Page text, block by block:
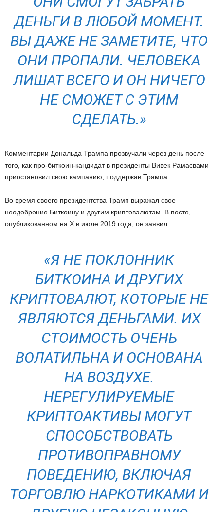
ДЕНЬГИ В ЛЮБОЙ МОМЕНТ.
ВЫ ДАЖЕ НЕ ЗАМЕТИТЕ, ЧТО
ОНИ ПРОПАЛИ. ЧЕЛОВЕКА
ЛИШАТ ВСЕГО И ОН НИЧЕГО
НЕ СМОЖЕТ С ЭТИМ
СДЕЛАТЬ.»
Комментарии Дональда Трампа прозвучали через день после
того, как про-биткоин-кандидат в президенты Вивек Рамасвами
приостановил свою кампанию, поддержав Трампа.
Во время своего президентства Трамп выражал свое
неодобрение Биткоину и другим криптовалютам. В посте,
опубликованном на X в июле 2019 года, он заявил:
«Я НЕ ПОКЛОННИК
БИТКОИНА И ДРУГИХ
КРИПТОВАЛЮТ, КОТОРЫЕ НЕ
ЯВЛЯЮТСЯ ДЕНЬГАМИ. ИХ
СТОИМОСТЬ ОЧЕНЬ
ВОЛАТИЛЬНА И ОСНОВАНА
НА ВОЗДУХЕ.
НЕРЕГУЛИРУЕМЫЕ
КРИПТОАКТИВЫ МОГУТ
СПОСОБСТВОВАТЬ
ПРОТИВОПРАВНОМУ
ПОВЕДЕНИЮ, ВКЛЮЧАЯ
ТОРГОВЛЮ НАРКОТИКАМИ И